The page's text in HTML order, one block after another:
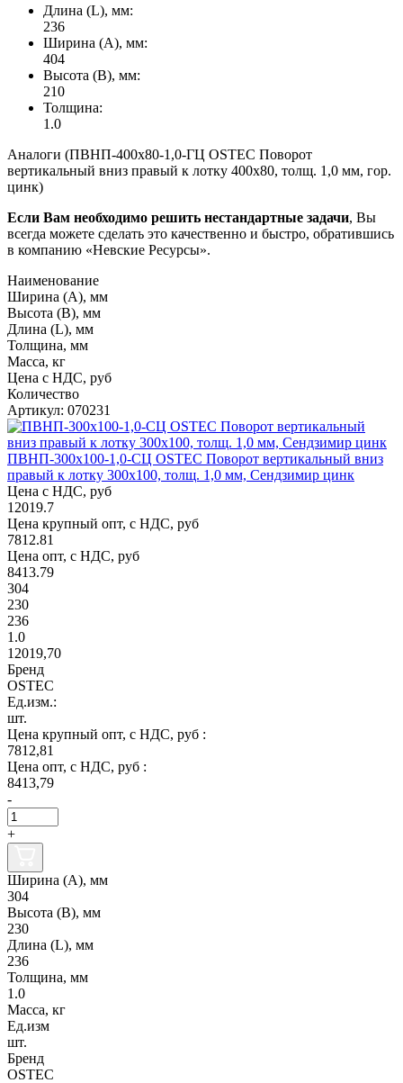
Длина (L), мм:
236
Ширина (А), мм:
404
Высота (В), мм:
210
Толщина:
1.0
Аналоги (ПВНП-400х80-1,0-ГЦ OSTEC Поворот
вертикальный вниз правый к лотку 400х80, толщ. 1,0 мм, гор.
цинк)
Если Вам необходимо решить нестандартные задачи, Вы
всегда можете сделать это качественно и быстро, обратившись
в компанию «Невские Ресурсы».
Наименование
Ширина (А), мм
Высота (В), мм
Длина (L), мм
Толщина, мм
Масса, кг
Цена с НДС, руб
Количество
Артикул: 070231
ПВНП-300х100-1,0-СЦ OSTEC Поворот вертикальный вниз
правый к лотку 300х100, толщ. 1,0 мм, Сендзимир цинк
Цена с НДС, руб
12019.7
Цена крупный опт, с НДС, руб
7812.81
Цена опт, с НДС, руб
8413.79
304
230
236
1.0
12019,70
Бренд
OSTEC
Ед.изм.:
шт.
Цена крупный опт, с НДС, руб :
7812,81
Цена опт, с НДС, руб :
8413,79
-
+
Ширина (А), мм
304
Высота (В), мм
230
Длина (L), мм
236
Толщина, мм
1.0
Масса, кг
Ед.изм
шт.
Бренд
OSTEC